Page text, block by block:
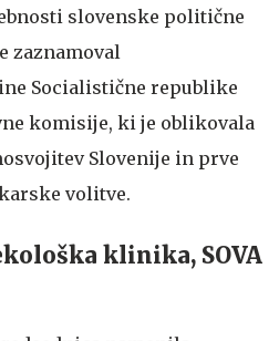
slovenske politične
zaznamoval
Socialistične republike
komisije, ki je oblikovala
Slovenije in prve
volitve.
klinika, SOVA